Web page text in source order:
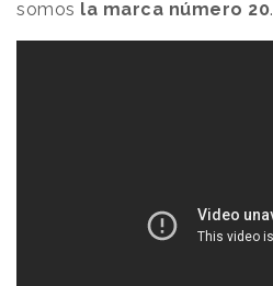
somos la marca número 20.